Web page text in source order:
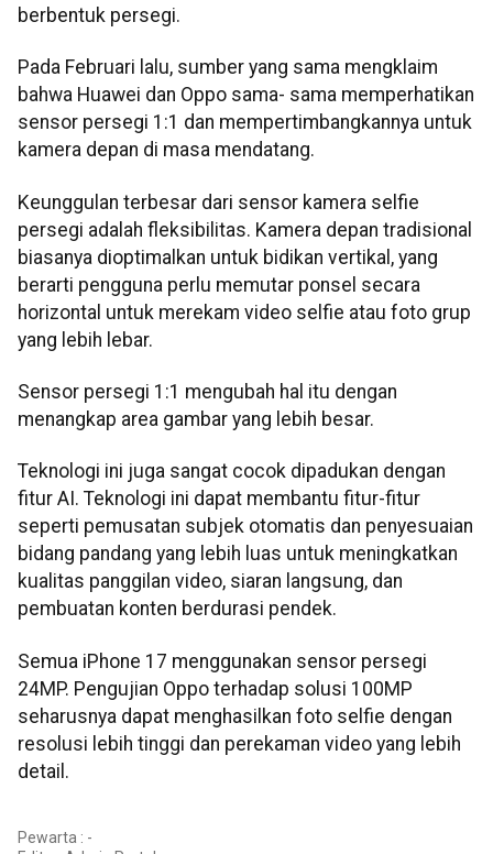
berbentuk persegi.
Pada Februari lalu, sumber yang sama mengklaim
bahwa Huawei dan Oppo sama- sama memperhatikan
sensor persegi 1:1 dan mempertimbangkannya untuk
kamera depan di masa mendatang.
Keunggulan terbesar dari sensor kamera selfie
persegi adalah fleksibilitas. Kamera depan tradisional
biasanya dioptimalkan untuk bidikan vertikal, yang
berarti pengguna perlu memutar ponsel secara
horizontal untuk merekam video selfie atau foto grup
yang lebih lebar.
Sensor persegi 1:1 mengubah hal itu dengan
menangkap area gambar yang lebih besar.
Teknologi ini juga sangat cocok dipadukan dengan
fitur AI. Teknologi ini dapat membantu fitur-fitur
seperti pemusatan subjek otomatis dan penyesuaian
bidang pandang yang lebih luas untuk meningkatkan
kualitas panggilan video, siaran langsung, dan
pembuatan konten berdurasi pendek.
Semua iPhone 17 menggunakan sensor persegi
24MP. Pengujian Oppo terhadap solusi 100MP
seharusnya dapat menghasilkan foto selfie dengan
resolusi lebih tinggi dan perekaman video yang lebih
detail.
Pewarta : -